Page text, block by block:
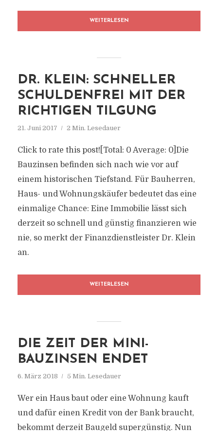
WEITERLESEN
DR. KLEIN: SCHNELLER
SCHULDENFREI MIT DER
RICHTIGEN TILGUNG
21. Juni 2017 2 Min. Lesedauer
Click to rate this post![Total: 0 Average: 0]Die
Bauzinsen befinden sich nach wie vor auf
einem historischen Tiefstand. Für Bauherren,
Haus- und Wohnungskäufer bedeutet das eine
einmalige Chance: Eine Immobilie lässt sich
derzeit so schnell und günstig finanzieren wie
nie, so merkt der Finanzdienstleister Dr. Klein
an.
WEITERLESEN
DIE ZEIT DER MINI-
BAUZINSEN ENDET
6. März 2018 5 Min. Lesedauer
Wer ein Haus baut oder eine Wohnung kauft
und dafür einen Kredit von der Bank braucht,
bekommt derzeit Baugeld supergünstig. Nun